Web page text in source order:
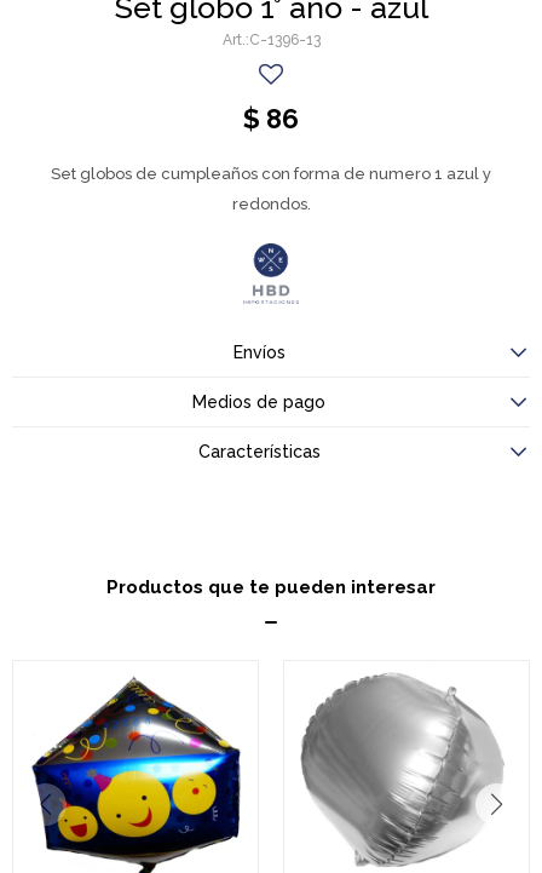
Set globo 1° año - azul
C-1396-13
$ 86
Set globos de cumpleaños con forma de numero 1 azul y
redondos.
Envíos
Medios de pago
Características
Productos que te pueden interesar